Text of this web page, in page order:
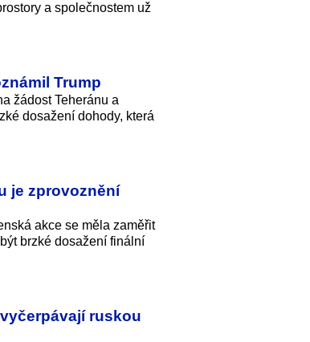
a společnostem už
Trump
žádost Teheránu a
dosažení dohody, která
je zprovoznění
akce se měla zaměřit
brzké dosažení finální
ruskou